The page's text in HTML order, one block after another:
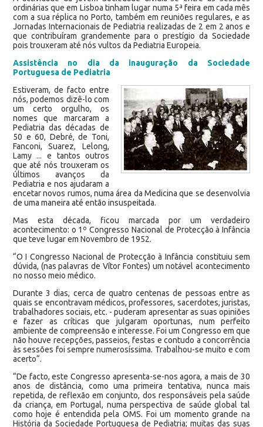
ordinárias que em Lisboa tinham lugar numa 5ª feira em cada mês
com a sua réplica no Porto, também em reuniões regulares, e as
Jornadas Internacionais de Pediatria realizadas de 2 em 2 anos e
que contribuíram grandemente para o prestígio da Sociedade
pois trouxeram até nós vultos da Pediatria Europeia.
Assistência no dia da inauguração da Sociedade
Portuguesa de Pediatria
Estiveram, de facto entre
nós, podemos dizê-lo com
um certo orgulho, os
nomes que marcaram a
Pediatria das décadas de
50 e 60, Debré, de Toni,
Fanconi, Suarez, Lelong,
Lamy ... e tantos outros
que até nós trouxeram os
últimos avanços da
Pediatria e nos ajudaram a
encetar novos rumos, numa área da Medicina que se desenvolvia
de uma maneira até então insuspeitada.
Mas esta década, ficou marcada por um verdadeiro
acontecimento: o 1º Congresso Nacional de Protecção à Infância
que teve lugar em Novembro de 1952.
“O I Congresso Nacional de Protecção à Infância constituiu sem
dúvida, (nas palavras de Vítor Fontes) um notável acontecimento
no nosso meio médico.
Durante 3 dias, cerca de quatro centenas de pessoas entre as
quais se encontravam médicos, professores, sacerdotes, juristas,
trabalhadores sociais, etc. - puderam apresentar as suas opiniões
e fazer as críticas que julgaram oportunas, num perfeito
ambiente de compreensão e interesse. Foi um Congresso em que
não houve recepções, passeios, festas e contudo a concorrência
às sessões foi sempre numerosíssima. Trabalhou-se muito e com
acerto“.
“De facto, este Congresso apresenta-se-nos agora, a mais de 30
anos de distância, como uma primeira tentativa, nunca mais
repetida, de reflexão em conjunto, dos responsáveis pela saúde
da criança, em Portugal, numa perspectiva de saúde global tal
como hoje é entendida pela OMS. Foi um momento grande na
História da Sociedade Portuguesa de Pediatria; muitas das suas